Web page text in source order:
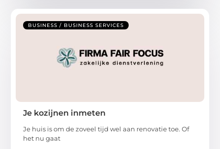
BUSINESS / BUSINESS SERVICES
Je kozijnen inmeten
Je huis is om de zoveel tijd wel aan renovatie toe. Of
het nu gaat